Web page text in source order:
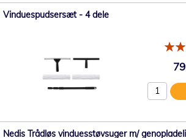
Vinduespudsersæt - 4 dele
Nedis Trådløs vinduesstøvsuger m/